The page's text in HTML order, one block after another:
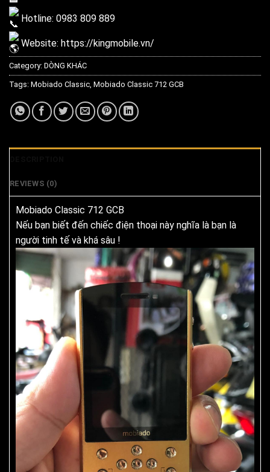
Hotline: 0983 809 889
Website: https://kingmobile.vn/
Category: DÒNG KHÁC
Tags: Mobiado Classic, Mobiado Classic 712 GCB
REVIEWS (0)
Mobiado Classic 712 GCB
Nếu bạn biết đến chiếc điện thoại này nghĩa là bạn là
người tinh tế và khá sâu !